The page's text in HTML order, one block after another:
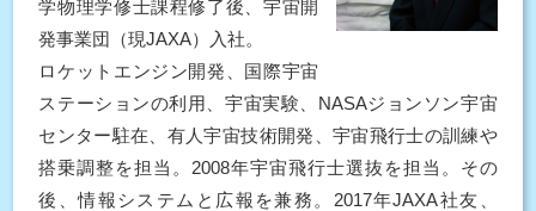
学物理学修士課程修了後、宇宙開
発事業団（現JAXA）入社。
ロケットエンジン開発、国際宇宙
ステーションの利用、宇宙実験、NASAジョンソン宇宙
センター駐在、有人宇宙技術開発、宇宙飛行士の訓練や
搭乗調整を担当。2008年宇宙飛行士選抜を担当。その
後、情報システムと広報を兼務。2017年JAXA社友、